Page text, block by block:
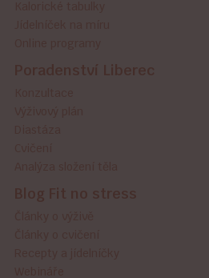
Poradenství Liberec
Blog Fit no stress